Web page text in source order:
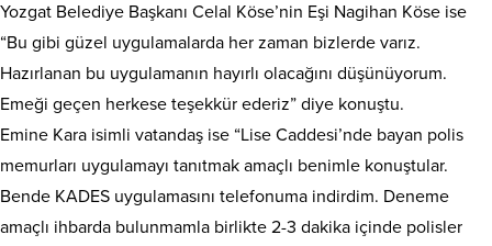
Yozgat Belediye Başkanı Celal Köse’nin Eşi Nagihan Köse ise
“Bu gibi güzel uygulamalarda her zaman bizlerde varız.
Hazırlanan bu uygulamanın hayırlı olacağını düşünüyorum.
Emeği geçen herkese teşekkür ederiz” diye konuştu.
Emine Kara isimli vatandaş ise “Lise Caddesi’nde bayan polis
memurları uygulamayı tanıtmak amaçlı benimle konuştular.
Bende KADES uygulamasını telefonuma indirdim. Deneme
amaçlı ihbarda bulunmamla birlikte 2-3 dakika içinde polisler